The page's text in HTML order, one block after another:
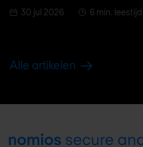
30 jul 2026 6 min. leestijd
Alle artikelen
Footer